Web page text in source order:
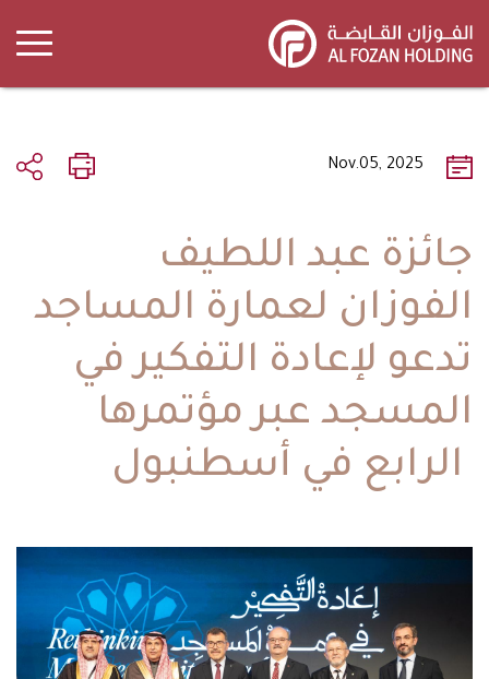
main
Nov.05, 2025
جائزة عبد اللطيف
الفوزان لعمارة المساجد
تدعو لإعادة التفكير في
المسجد عبر مؤتمرها
الرابع في أسطنبول